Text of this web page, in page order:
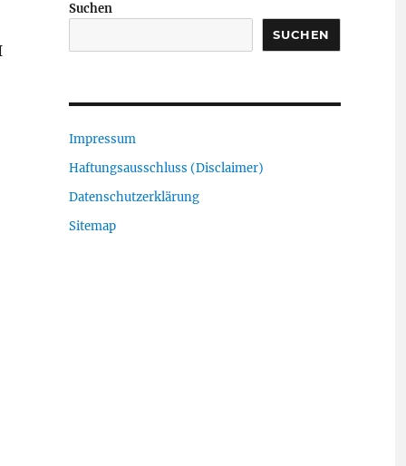
Suchen
SUCHEN
Impressum
Haftungsausschluss (Disclaimer)
Datenschutzerklärung
Sitemap